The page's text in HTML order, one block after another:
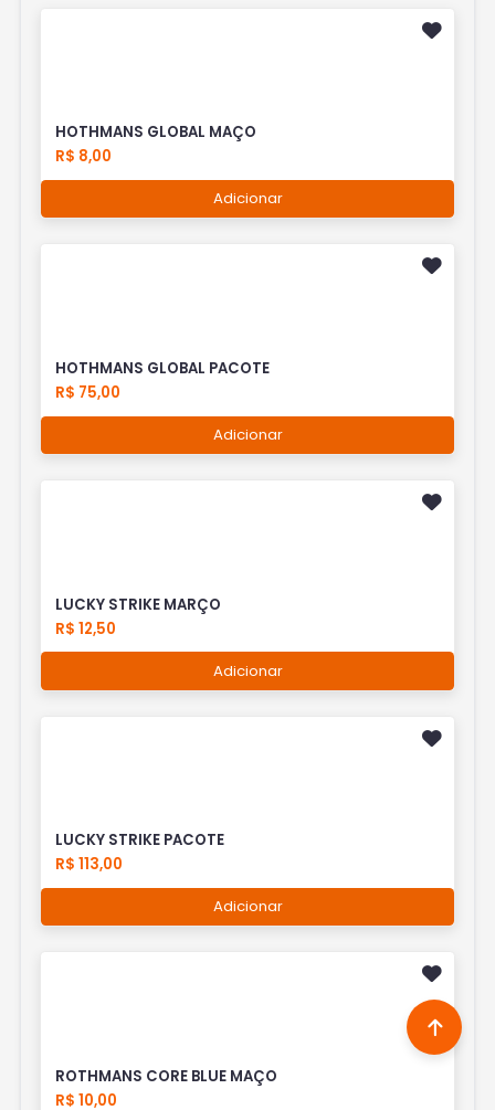
HOTHMANS GLOBAL MAÇO
R$ 8,00
Adicionar
HOTHMANS GLOBAL PACOTE
R$ 75,00
Adicionar
LUCKY STRIKE MARÇO
R$ 12,50
Adicionar
LUCKY STRIKE PACOTE
R$ 113,00
Adicionar
ROTHMANS CORE BLUE MAÇO
R$ 10,00